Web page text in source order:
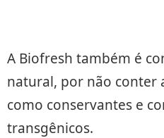
A Biofresh também é
natural, por não conter
como conservantes e
transgênicos.